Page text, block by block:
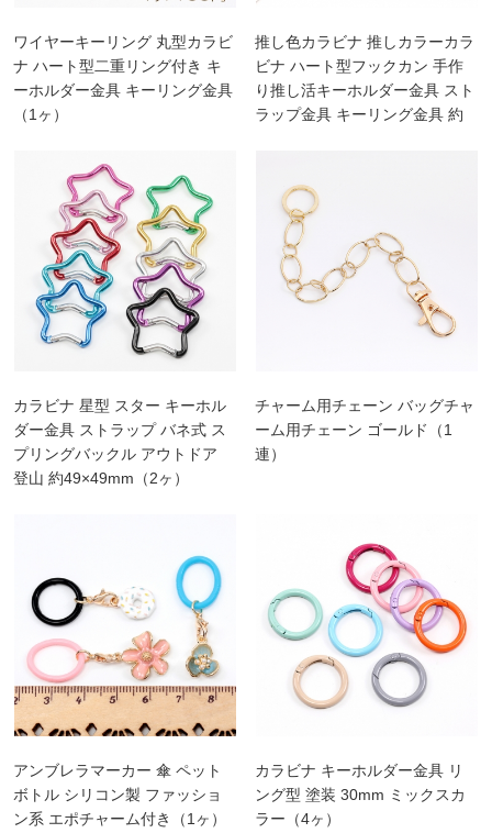
ワイヤーキーリング 丸型カラビ
ナ ハート型二重リング付き キ
ーホルダー金具 キーリング金具
（1ヶ）
推し色カラビナ 推しカラーカラ
ビナ ハート型フックカン 手作
り推し活キーホルダー金具 スト
ラップ金具 キーリング金具 約
カラビナ 星型 スター キーホル
ダー金具 ストラップ バネ式 ス
プリングバックル アウトドア
登山 約49×49mm（2ヶ）
チャーム用チェーン バッグチャ
ーム用チェーン ゴールド（1
連）
アンブレラマーカー 傘 ペット
ボトル シリコン製 ファッショ
ン系 エポチャーム付き（1ヶ）
カラビナ キーホルダー金具 リ
ング型 塗装 30mm ミックスカ
ラー（4ヶ）